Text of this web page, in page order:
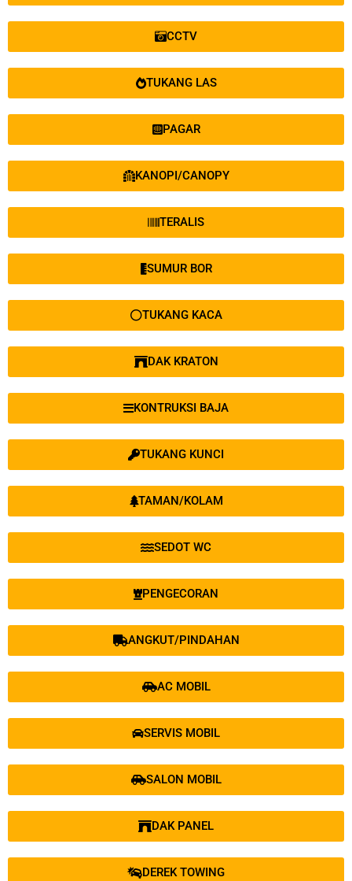
CCTV
TUKANG LAS
PAGAR
KANOPI/CANOPY
TERALIS
SUMUR BOR
TUKANG KACA
DAK KRATON
KONTRUKSI BAJA
TUKANG KUNCI
TAMAN/KOLAM
SEDOT WC
PENGECORAN
ANGKUT/PINDAHAN
AC MOBIL
SERVIS MOBIL
SALON MOBIL
DAK PANEL
DEREK TOWING